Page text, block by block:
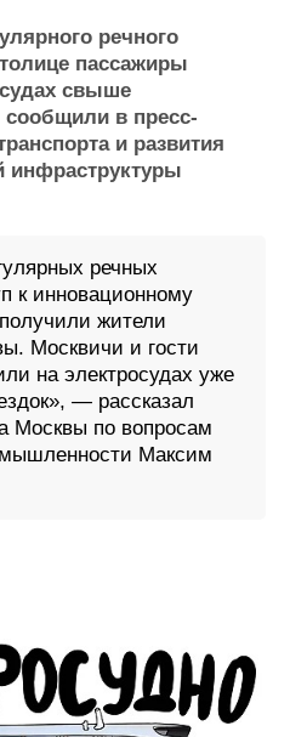
Флот
Галерея флота
Форум
Отзывы
Все службы
речного
пассажиры
свыше
в пресс-
и развития
инфраструктуры
речных
к инновационному
жители
Москвичи и гости
на электросудах уже
— рассказал
Москвы по вопросам
Максим